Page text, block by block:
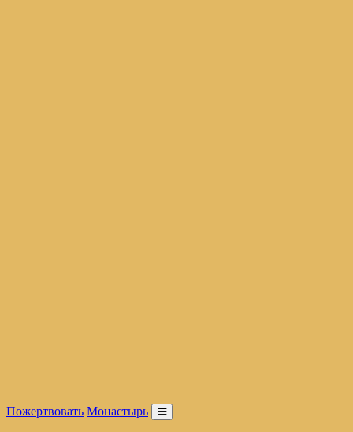
Пожертвовать Монастырь